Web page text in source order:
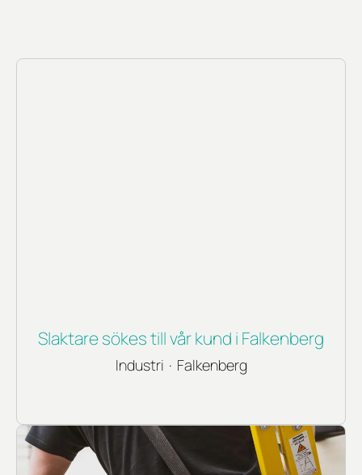
Slaktare sökes till vår kund i Falkenberg
Industri · Falkenberg